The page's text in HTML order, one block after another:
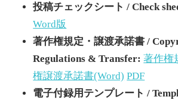
投稿チェックシート / Check
Word版
著作権規定・譲渡承諾書 /
Regulations & Transfer: 著作権
権譲渡承諾書(Word) PDF
電子付録用テンプレート /